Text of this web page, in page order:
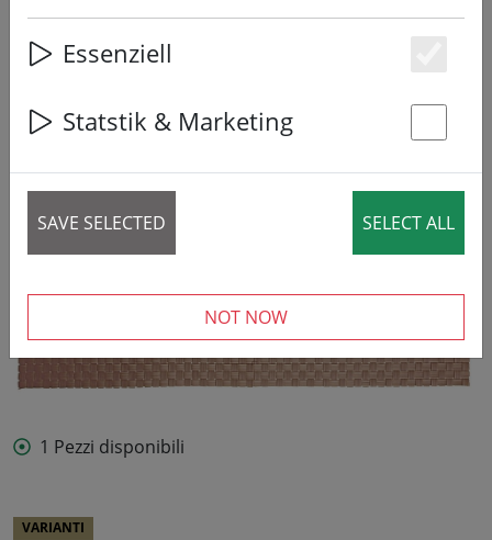
1 Pezzi disponibili
VARIANTI
Essenziell
Statstik & Marketing
SAVE SELECTED SELECT ALL
NOT NOW